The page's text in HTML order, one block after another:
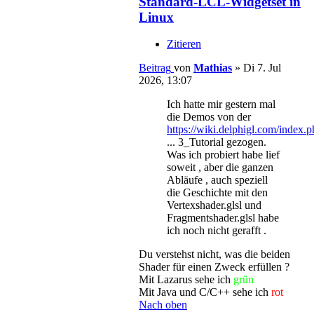
Linux
Zitieren
Beitrag von Mathias » Di 7. Jul
2026, 13:07
Ich hatte mir gestern mal
die Demos von der
https://wiki.delphigl.com/
... 3_Tutorial gezogen.
Was ich probiert habe lief
soweit , aber die ganzen
Abläufe , auch speziell
die Geschichte mit den
Vertexshader.glsl und
Fragmentshader.glsl habe
ich noch nicht gerafft .
Du verstehst nicht, was die beiden
Shader für einen Zweck erfüllen ?
Mit Lazarus sehe ich grün
Mit Java und C/C++ sehe ich rot
Nach oben